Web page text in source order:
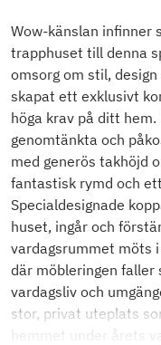
Wow-känslan infinner
trapphuset till denna
omsorg om stil,
skapat ett exklusivt
höga krav på ditt
genomtänkta och
med generös takhöjd
fantastisk rymd och
Specialdesignade
huset, ingår och
vardagsrummet möts
där möbleringen faller
vardagsliv och
stor, privat uteplats
hemmet under årets